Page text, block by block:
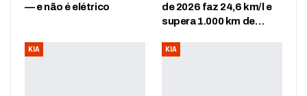
— e não é elétrico
de 2026 faz 24,6 km/l e
supera 1.000 km de…
KIA KIA